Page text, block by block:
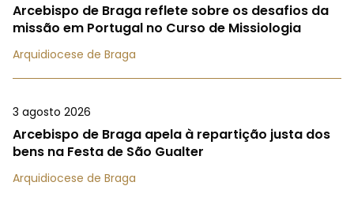
Arcebispo de Braga reflete sobre os desafios da
missão em Portugal no Curso de Missiologia
Arquidiocese de Braga
3 agosto 2026
Arcebispo de Braga apela à repartição justa dos
bens na Festa de São Gualter
Arquidiocese de Braga